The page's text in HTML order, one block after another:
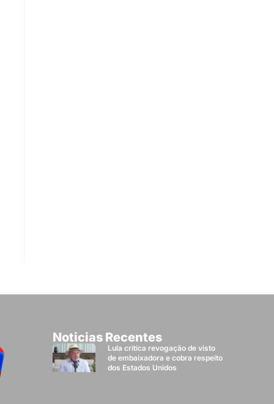
Noticias Recentes
Lula critica revogação de visto
de embaixadora e cobra respeito
dos Estados Unidos